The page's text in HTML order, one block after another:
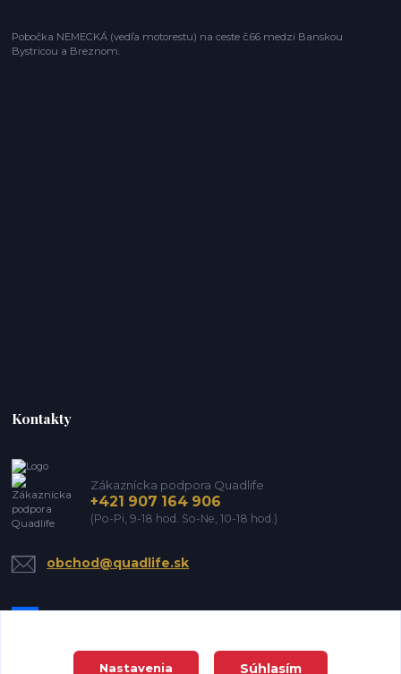
Pobočka NEMECKÁ (vedľa motorestu) na ceste č.66 medzi Banskou
Bystricou a Breznom.
Kontakty
Zákaznícka podpora Quadlife
+421 907 164 906
(Po-Pi, 9-18 hod. So-Ne, 10-18 hod.)
obchod@quadlife.sk
Nastavenia Súhlasím